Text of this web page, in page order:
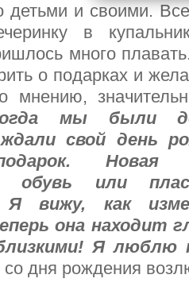
детьми и своими.
в
много
о подарках и
мнению,
мы были
свой день
Новая
обувь или
Я вижу, как
она находит
Я люблю
дня рождения